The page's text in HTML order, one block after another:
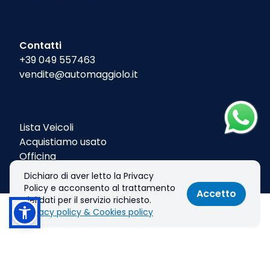
Chiama
Contatti
+39 049 557463
vendite@automaggiolo.it
Lista Veicoli
Acquistiamo usato
Officina
Contatti
Dichiaro di aver letto la Privacy
Policy e acconsento al trattamento
dei dati per il servizio richiesto.
Privacy policy & Cookies policy
Accetto